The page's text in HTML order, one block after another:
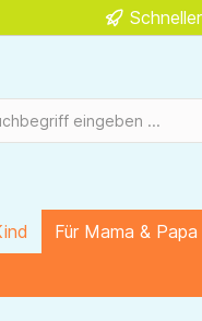
Für Mama & Papa